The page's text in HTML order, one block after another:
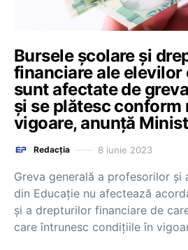
Bursele școlare și
financiare ale elevilor
sunt afectate de
și se plătesc conform
vigoare, anunță
Redacția 8 iunie 2023
Greva generală a profesorilor și
din Educație nu afectează
și a drepturilor financiare de
care întrunesc condițiile în